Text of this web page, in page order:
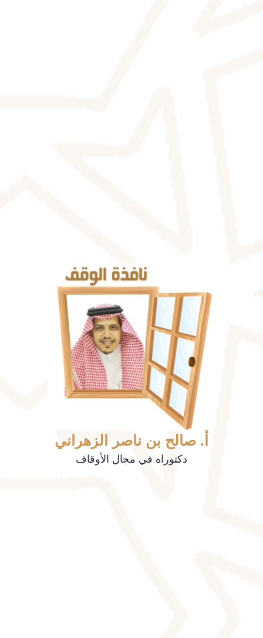
أ. صالح بن ناصر الزهراني
دكتوراه في مجال الأوقاف